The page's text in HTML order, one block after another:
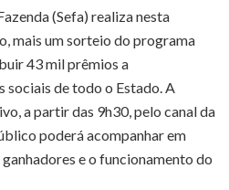
(Sefa) realiza nesta
mais um sorteio do programa
43 mil prêmios a
sociais de todo o Estado. A
a partir das 9h30, pelo canal da
poderá acompanhar em
e o funcionamento do